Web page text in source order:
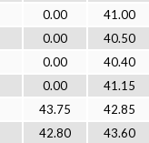
0.00
41.00
0.00
40.50
0.00
40.40
0.00
41.15
43.75
42.85
42.80
43.60